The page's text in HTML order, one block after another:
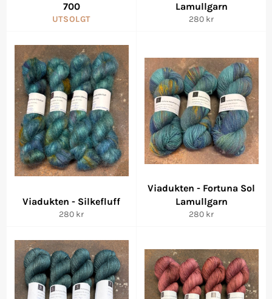
700
UTSOLGT
Lamullgarn
Vanlig
280 kr
Viadukten - Silkefluff
Vanlig
280 kr
Viadukten - Fortuna Sol
Lamullgarn
Vanlig
280 kr